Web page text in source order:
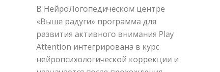
В НейроЛогопедическом центре
«Выше радуги» программа для
развития активного внимания Play
Attention интегрирована в курс
нейропсихологической коррекции и